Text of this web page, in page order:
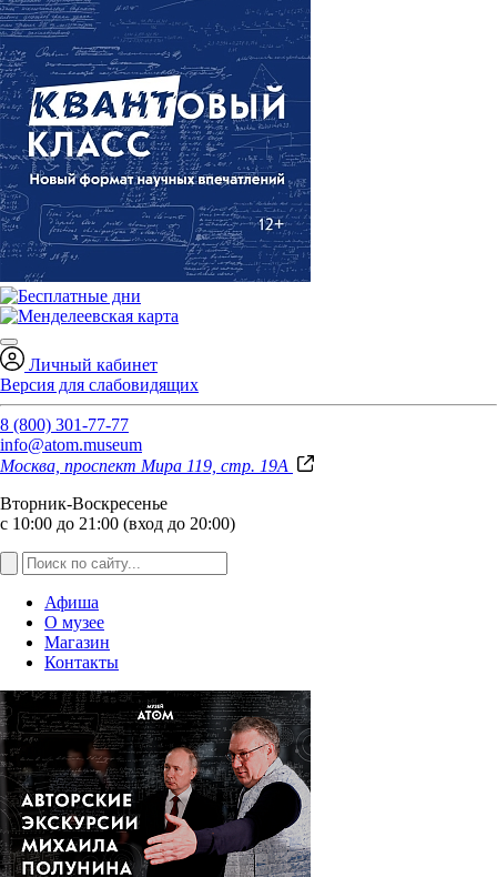
Личный кабинет
Версия для слабовидящих
8 (800) 301-77-77
info@atom.museum
Москва, проспект Мира 119, стр. 19А
Вторник-Воскресенье
с 10:00 до 21:00 (вход до 20:00)
Афиша
О музее
Магазин
Контакты